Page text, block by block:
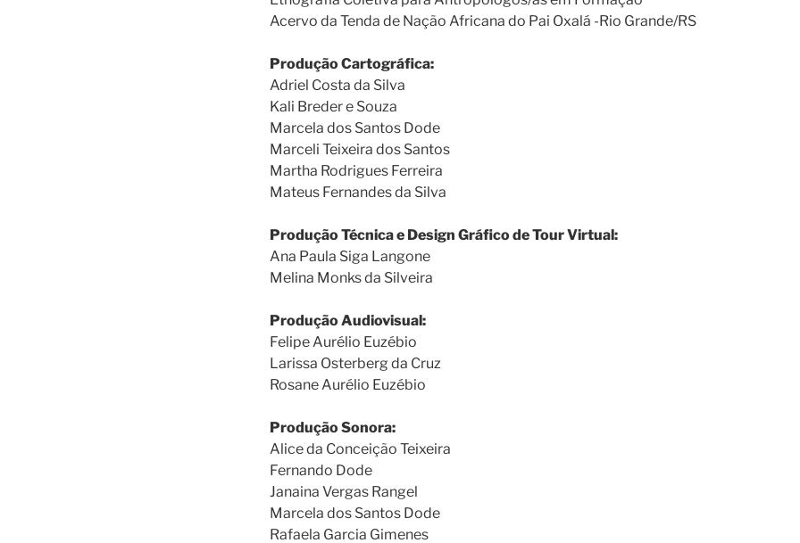
Acervo da Tenda de Nação Africana do Pai Oxalá -Rio Grande/RS
Produção Cartográfica:
Adriel Costa da Silva
Kali Breder e Souza
Marcela dos Santos Dode
Marceli Teixeira dos Santos
Martha Rodrigues Ferreira
Mateus Fernandes da Silva
Produção Técnica e Design Gráfico de Tour Virtual:
Ana Paula Siga Langone
Melina Monks da Silveira
Produção Audiovisual:
Felipe Aurélio Euzébio
Larissa Osterberg da Cruz
Rosane Aurélio Euzébio
Produção Sonora:
Alice da Conceição Teixeira
Fernando Dode
Janaina Vergas Rangel
Marcela dos Santos Dode
Rafaela Garcia Gimenes